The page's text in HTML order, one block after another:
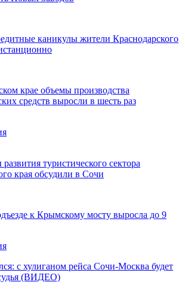
каникулы жители Краснодарского
крае объемы производства
средств выросли в шесть раз
туристического сектора
края обсудили в Сочи
к Крымскому мосту выросла до 9
с хулиганом рейса Сочи-Москва будет
(ВИДЕО)